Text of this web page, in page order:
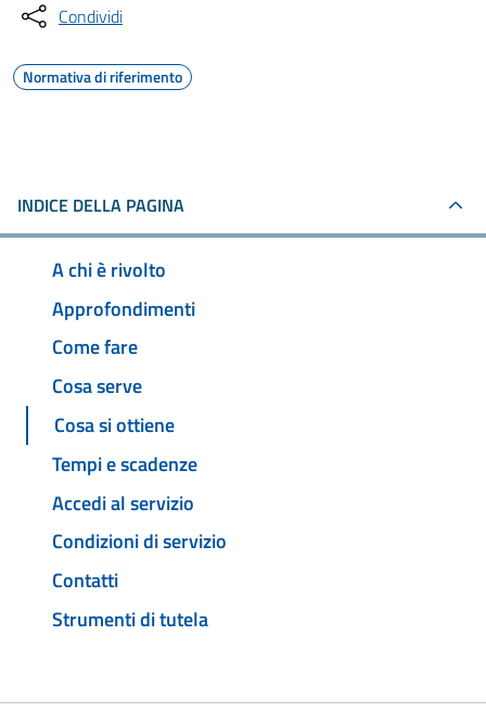
Condividi
Normativa di riferimento
INDICE DELLA PAGINA
A chi è rivolto
Approfondimenti
Come fare
Cosa serve
Cosa si ottiene
Tempi e scadenze
Accedi al servizio
Condizioni di servizio
Contatti
Strumenti di tutela